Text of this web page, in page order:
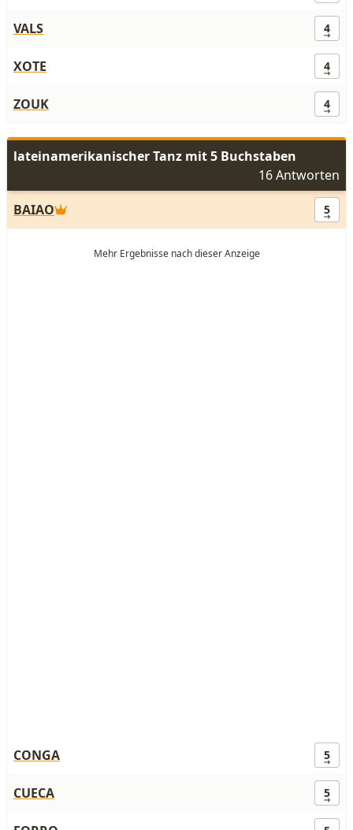
VALS 4
XOTE 4
ZOUK 4
lateinamerikanischer Tanz mit 5 Buchstaben
16 Antworten
BAIAO
5
CONGA 5
CUECA 5